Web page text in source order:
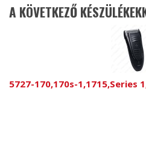
A KÖVETKEZŐ
5727-170,170s-1,1715,Series